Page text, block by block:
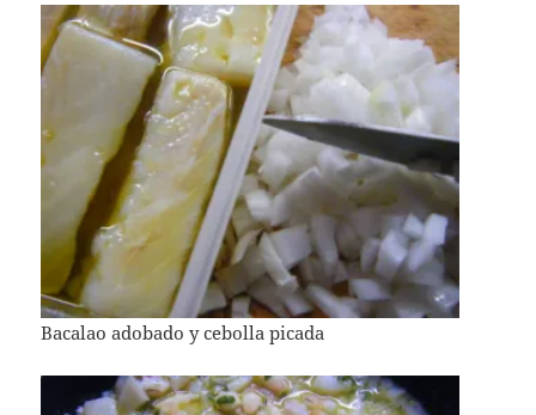
Bacalao adobado y cebolla picada